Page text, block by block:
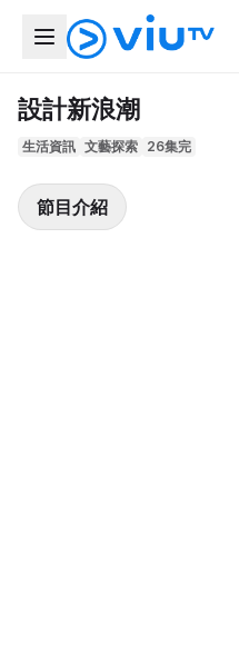
設計新浪潮
生活資訊 文藝探索 26集完
節目介紹